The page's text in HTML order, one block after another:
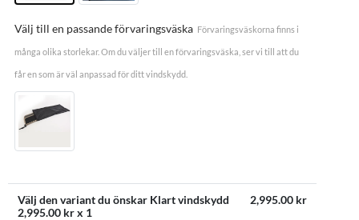
Välj till en passande förvaringsväska Förvaringsväskorna finns i
många olika storlekar. Om du väljer till en förvaringsväska, ser vi till att du
får en som är väl anpassad för ditt vindskydd.
Välj den variant du önskar Klart vindskydd
2,995.00 kr x 1
2,995.00 kr